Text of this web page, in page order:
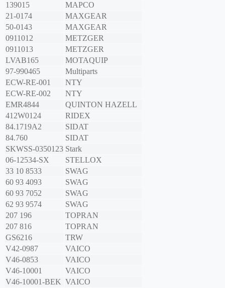
139015
MAPCO
21-0174
MAXGEAR
50-0143
MAXGEAR
0911012
METZGER
0911013
METZGER
LVAB165
MOTAQUIP
97-990465
Multiparts
ECW-RE-001
NTY
ECW-RE-002
NTY
EMR4844
QUINTON HAZELL
412W0124
RIDEX
84.1719A2
SIDAT
84.760
SIDAT
SKWSS-0350123 Stark
06-12534-SX
STELLOX
33 10 8533
SWAG
60 93 4093
SWAG
60 93 7052
SWAG
62 93 9574
SWAG
207 196
TOPRAN
207 816
TOPRAN
GS6216
TRW
V42-0987
VAICO
V46-0853
VAICO
V46-10001
VAICO
V46-10001-BEK VAICO